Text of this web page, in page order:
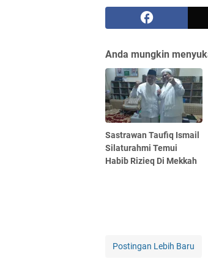
Anda mungkin
Sastrawan Taufiq Ismail
Silaturahmi Temui
Habib Rizieq Di Mekkah
Postingan Lebih Baru